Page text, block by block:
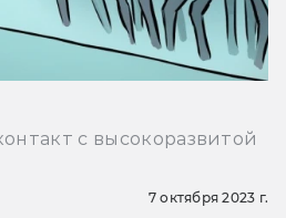
с высокоразвитой
7 октября 2023 г.